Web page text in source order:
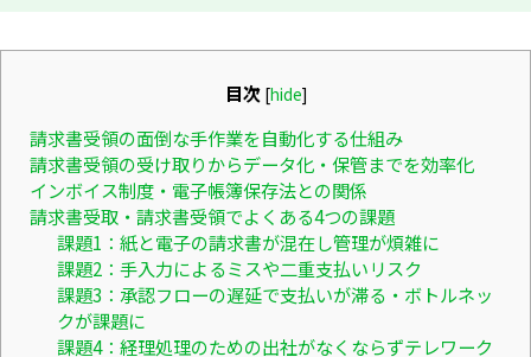
目次 [hide]
請求書受領の面倒な手作業を自動化する仕組み
請求書受領の受け取りからデータ化・保管までを効率化
インボイス制度・電子帳簿保存法との関係
請求書受取・請求書受領でよくある4つの課題
課題1：紙と電子の請求書が混在し管理が煩雑に
課題2：手入力によるミスや二重支払いリスク
課題3：承認フローの遅延で支払いが滞る・ボトルネッ
クが課題に
課題4：経理処理のための出社がなくならずテレワーク